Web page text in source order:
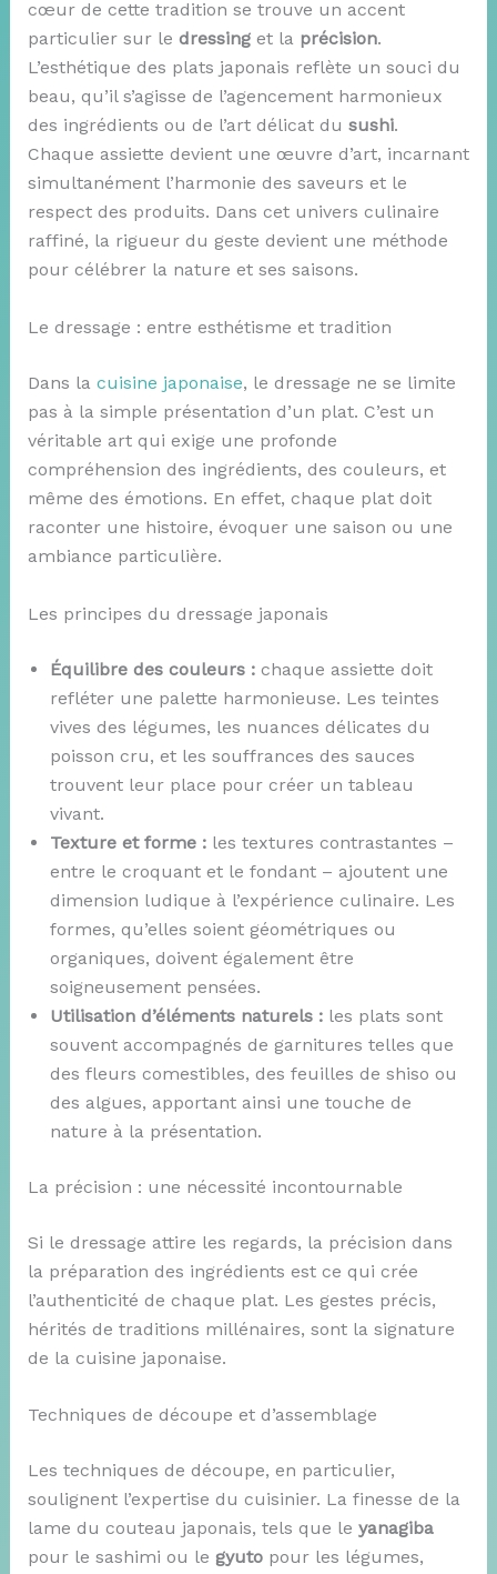
cœur de cette tradition se trouve un accent
particulier sur le dressinget la précision.
L’esthétique des plats japonais reflète un souci du
beau, qu’il s’agisse de l’agencement harmonieux
des ingrédients ou de l’art délicat du sushi.
Chaque assiette devient une œuvre d’art, incarnant
simultanément l’harmonie des saveurs et le
respect des produits. Dans cet univers culinaire
raffiné, la rigueur du geste devient une méthode
pour célébrer la nature et ses saisons.
Le dressage : entre esthétisme et tradition
Dans la cuisine japonaise, le dressage ne se limite
pas à la simple présentation d’un plat. C’est un
véritable art qui exige une profonde
compréhension des ingrédients, des couleurs, et
même des émotions. En effet, chaque plat doit
raconter une histoire, évoquer une saison ou une
ambiance particulière.
Les principes du dressage japonais
Équilibre des couleurs :chaque assiette doit
refléter une palette harmonieuse. Les teintes
vives des légumes, les nuances délicates du
poisson cru, et les souffrances des sauces
trouvent leur place pour créer un tableau
vivant.
Texture et forme :les textures contrastantes –
entre le croquant et le fondant – ajoutent une
dimension ludique à l’expérience culinaire. Les
formes, qu’elles soient géométriques ou
organiques, doivent également être
soigneusement pensées.
Utilisation d’éléments naturels :les plats sont
souvent accompagnés de garnitures telles que
des fleurs comestibles, des feuilles de shiso ou
des algues, apportant ainsi une touche de
nature à la présentation.
La précision : une nécessité incontournable
Si le dressage attire les regards, la précision dans
la préparation des ingrédients est ce qui crée
l’authenticité de chaque plat. Les gestes précis,
hérités de traditions millénaires, sont la signature
de la cuisine japonaise.
Techniques de découpe et d’assemblage
Les techniques de découpe, en particulier,
soulignent l’expertise du cuisinier. La finesse de la
lame du couteau japonais, tels que le yanagiba
pour le sashimi ou le gyutopour les légumes,